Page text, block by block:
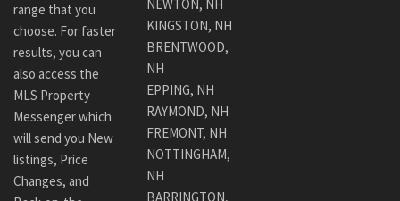
range that you
choose. For faster
results, you can
also access the
MLS Property
Messenger which
will send you New
listings, Price
Changes, and
NEWTON, NH
KINGSTON, NH
BRENTWOOD,
NH
EPPING, NH
RAYMOND, NH
FREMONT, NH
NOTTINGHAM,
NH
BARRINGTON,